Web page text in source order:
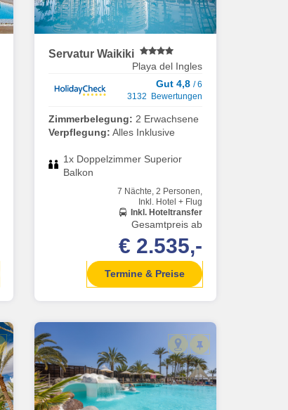
Servatur Waikiki
Playa del Ingles
Gut 4,8 / 6
3132 Bewertungen
Zimmerbelegung: 2 Erwachsene
Verpflegung: Alles Inklusive
1x Doppelzimmer Superior
Balkon
7 Nächte, 2 Personen,
Inkl. Hotel + Flug
Inkl. Hoteltransfer
Gesamtpreis ab
€ 2.535,-
Termine & Preise